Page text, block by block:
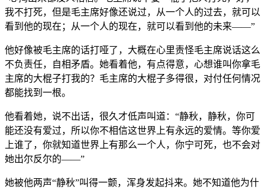
我不打死，但是毛主席好像还说过，从一个人的过去，就可以
看到他的现在；从一个人的现在，就可以看到他的未来——”
他好像被毛主席的话打哑了，大概在心里责怪毛主席说话这么
不负责任，自相矛盾。她看着他，有点得意，心想谁叫你拿毛
主席的大棍子打我的？毛主席的大棍子多得很，对付任何情况
都能找到一根。
他看着她，说不出话，很久才低声叫道：“静秋，静秋，你可
能还没有爱过，所以你不相信这世界上有永远的爱情。等你爱
上谁了，你就知道世界上有那么一个人，你宁可死，也不会对
她出尔反尔的——”
她被他两声“静秋”叫得一颤，浑身发起抖来。她不知道他为什